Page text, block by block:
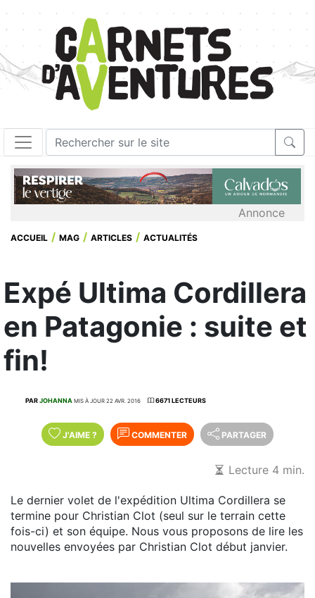
Annonce
ACCUEIL MAG ARTICLES ACTUALITÉS
Expé Ultima Cordillera
en Patagonie : suite et
fin!
PARJOHANNA MIS À JOUR 22 AVR. 2016 6671 LECTEURS
J'AIME ? COMMENTER PARTAGER
Lecture 4 min.
Le dernier volet de l'expédition Ultima Cordillera se
termine pour Christian Clot (seul sur le terrain cette
fois-ci) et son équipe. Nous vous proposons de lire les
nouvelles envoyées par Christian Clot début janvier.